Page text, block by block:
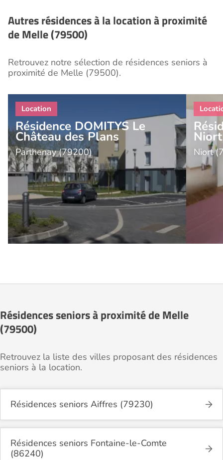
Autres résidences à la location à proximité
de Melle (79500)
Retrouvez notre sélection de résidences seniors à
proximité de Melle (79500).
Résidence DOMITYS Le
Château des Plans
Parthenay (79200)
Niort
Niort
Résidences seniors à proximité de Melle
(79500)
Retrouvez la liste des villes proposant des résidences
seniors à la location.
Résidences seniors Aiffres (79230)
Résidences seniors Fontaine-le-Comte
(86240)